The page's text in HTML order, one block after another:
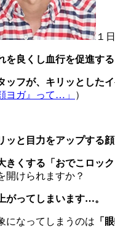
１
を良くし血行を促進する
フが、キリッとした
ヨガ』って…」
）
と目力をアップする
くする「おでこロック
開けられますか？
ってしまいます…。
になってしまうのは 「